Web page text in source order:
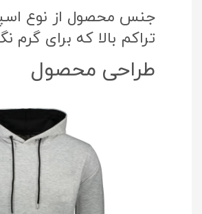
جنس محصول از نوع
تراکم بالا که برای
طراحی محصول